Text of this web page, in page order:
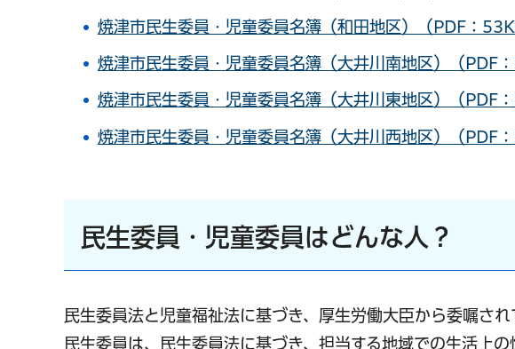
焼津市民生委員・児童委員名簿（和田地区）（PDF：
焼津市民生委員・児童委員名簿（大井川南地区）（PDF
焼津市民生委員・児童委員名簿（大井川東地区）（PDF
焼津市民生委員・児童委員名簿（大井川西地区）（PDF
民生委員 ・児童委員はどんな人？
民生委員法と児童福祉法に基づき、厚生労働大臣から委嘱され
民生委員は、民生委員法に基づき、担当する地域での生活上